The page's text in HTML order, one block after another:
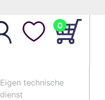
0
Eigen technische
dienst